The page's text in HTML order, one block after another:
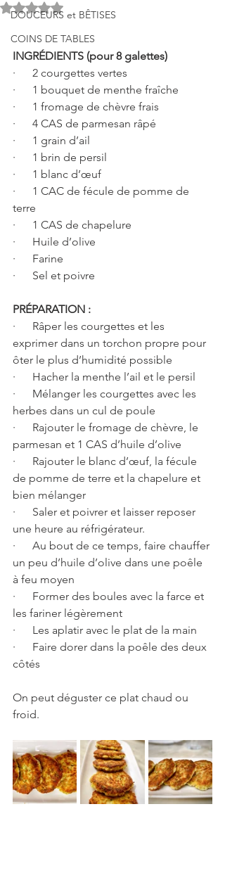
DOUCEURS et BÊTISES
COINS DE TABLES
Noté NaN étoiles sur 5.
INGRÉDIENTS (pour 8 galettes)
·      2 courgettes vertes
·      1 bouquet de menthe fraîche
·      1 fromage de chèvre frais
·      4 CAS de parmesan râpé
·      1 grain d’ail
·      1 brin de persil
·      1 blanc d’œuf
·      1 CAC de fécule de pomme de
terre
·      1 CAS de chapelure
·      Huile d’olive
·      Farine
·      Sel et poivre
PRÉPARATION :
·      Râper les courgettes et les
exprimer dans un torchon propre pour
ôter le plus d’humidité possible
·      Hacher la menthe l’ail et le persil
·      Mélanger les courgettes avec les
herbes dans un cul de poule
·      Rajouter le fromage de chèvre, le
parmesan et 1 CAS d’huile d’olive
·      Rajouter le blanc d’œuf, la fécule
de pomme de terre et la chapelure et
bien mélanger
·      Saler et poivrer et laisser reposer
une heure au réfrigérateur.
·      Au bout de ce temps, faire chauffer
un peu d’huile d’olive dans une poêle
à feu moyen
·      Former des boules avec la farce et
les fariner légèrement
·      Les aplatir avec le plat de la main
·      Faire dorer dans la poêle des deux
côtés
On peut déguster ce plat chaud ou
froid.